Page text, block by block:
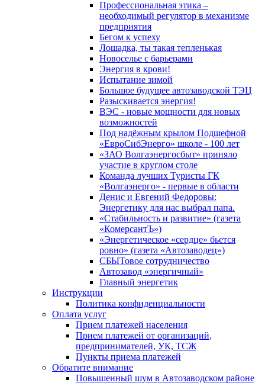
Профессиональная этика –
необходимый регулятор в механизме
предприятия
Бегом к успеху
Лошадка, ты такая тепленькая
Новоселье с барьерами
Энергия в крови!
Испытание зимой
Большое будущее автозаводской ТЭЦ
Разыскивается энергия!
ВЭС - новые мощности для новых
возможностей
Под надёжным крылом Подшефной
«ЕвроСибЭнерго» школе - 100 лет
«ЗАО Волгаэнергосбыт» приняло
участие в круглом столе
Команда лучших Туристы ГК
«Волгаэнерго» - первые в области
Денис и Евгений Федоровы:
Энергетику для нас выбрал папа.
«Стабильность и развитие» (газета
«КомерсантЪ»)
«Энергетическое «сердце» бьется
ровно» (газета «Автозаводец»)
СБЫТовое сотрудничество
Автозавод «энергичный»
Главный энергетик
Инструкции
Политика конфиденциальности
Оплата услуг
Прием платежей населения
Прием платежей от организаций,
предпринимателей, УК, ТСЖ
Пункты приема платежей
Обратите внимание
Повышенный шум в Автозаводском районе